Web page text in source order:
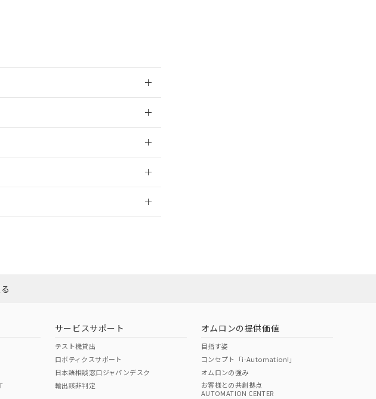
サービスサポート
テスト機貸出
ロボティクスサポート
日本語相談窓口ジャパンデスク
輸出該非判定
オムロンの提供価値
目指す姿
コンセプト「i-Automation!」
オムロンの強み
お客様との共創拠点
AUTOMATION CENTER